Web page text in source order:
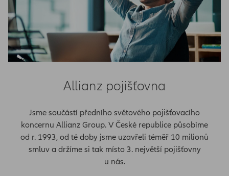
Allianz pojišťovna
Jsme součástí předního světového pojišťovacího
koncernu Allianz Group. V České republice působíme
od r. 1993, od té doby jsme uzavřeli téměř 10 milionů
smluv a držíme si tak místo 3. největší pojišťovny
u nás.